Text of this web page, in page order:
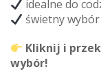
idealne do
świetny
Kliknij i
wybór!